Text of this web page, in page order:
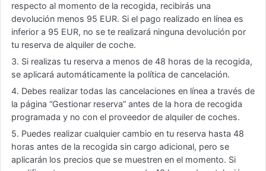
respecto al momento de la recogida, recibirás una
devolución menos 95 EUR. Si el pago realizado en línea es
inferior a 95 EUR, no se te realizará ninguna devolución por
tu reserva de alquiler de coche.
3. Si realizas tu reserva a menos de 48 horas de la recogida,
se aplicará automáticamente la política de cancelación.
4. Debes realizar todas las cancelaciones en línea a través de
la página “Gestionar reserva” antes de la hora de recogida
programada y no con el proveedor de alquiler de coches.
5. Puedes realizar cualquier cambio en tu reserva hasta 48
horas antes de la recogida sin cargo adicional, pero se
aplicarán los precios que se muestren en el momento. Si